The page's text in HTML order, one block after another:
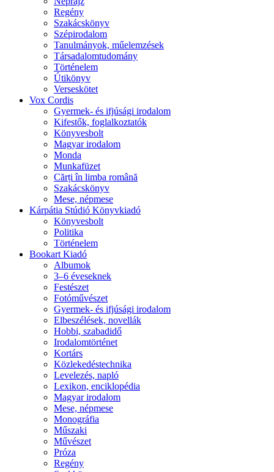
Regény
Szakácskönyv
Szépirodalom
Tanulmányok, műelemzések
Társadalomtudomány
Történelem
Útikönyv
Verseskötet
Vox Cordis
Gyermek- és ifjúsági irodalom
Kifestők, foglalkoztatók
Könyvesbolt
Magyar irodalom
Monda
Munkafüzet
Cărți în limba română
Szakácskönyv
Mese, népmese
Kárpátia Stúdió Könyvkiadó
Könyvesbolt
Politika
Történelem
Bookart Kiadó
Albumok
3–6 éveseknek
Festészet
Fotóművészet
Gyermek- és ifjúsági irodalom
Elbeszélések, novellák
Hobbi, szabadidő
Irodalomtörténet
Kortárs
Közlekedéstechnika
Levelezés, napló
Lexikon, enciklopédia
Magyar irodalom
Mese, népmese
Monográfia
Műszaki
Művészet
Próza
Regény